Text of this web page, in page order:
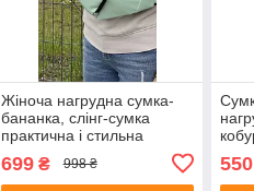
Жіноча нагрудна сумка-
бананка, слінг-сумка
практична і стильна
699₴ 998 ₴ 550